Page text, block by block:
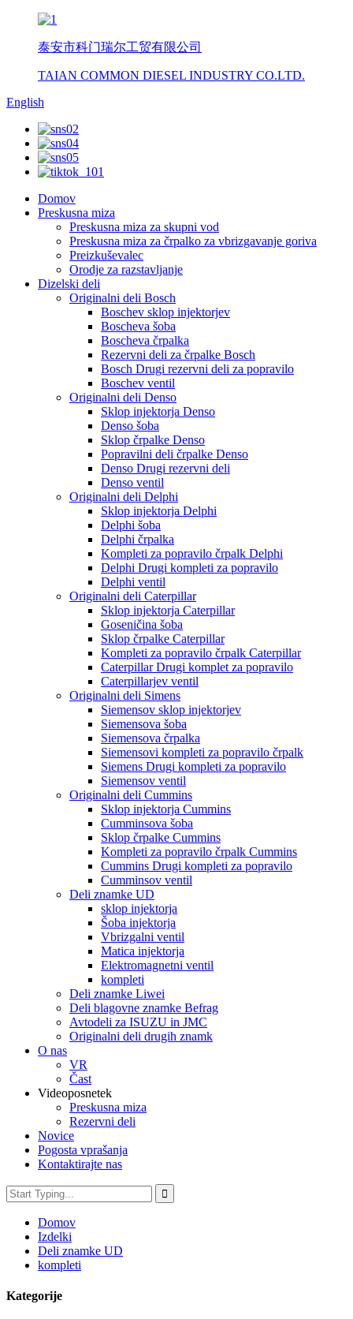
泰安市科门瑞尔工贸有限公司
TAIAN COMMON DIESEL INDUSTRY CO.LTD.
English
Domov
Preskusna miza
Preskusna miza za skupni vod
Preskusna miza za črpalko za vbrizgavanje goriva
Preizkuševalec
Orodje za razstavljanje
Dizelski deli
Originalni deli Bosch
Boschev sklop injektorjev
Boscheva šoba
Boscheva črpalka
Rezervni deli za črpalke Bosch
Bosch Drugi rezervni deli za popravilo
Boschev ventil
Originalni deli Denso
Sklop injektorja Denso
Denso šoba
Sklop črpalke Denso
Popravilni deli črpalke Denso
Denso Drugi rezervni deli
Denso ventil
Originalni deli Delphi
Sklop injektorja Delphi
Delphi šoba
Delphi črpalka
Kompleti za popravilo črpalk Delphi
Delphi Drugi kompleti za popravilo
Delphi ventil
Originalni deli Caterpillar
Sklop injektorja Caterpillar
Goseničina šoba
Sklop črpalke Caterpillar
Kompleti za popravilo črpalk Caterpillar
Caterpillar Drugi komplet za popravilo
Caterpillarjev ventil
Originalni deli Simens
Siemensov sklop injektorjev
Siemensova šoba
Siemensova črpalka
Siemensovi kompleti za popravilo črpalk
Siemens Drugi kompleti za popravilo
Siemensov ventil
Originalni deli Cummins
Sklop injektorja Cummins
Cumminsova šoba
Sklop črpalke Cummins
Kompleti za popravilo črpalk Cummins
Cummins Drugi kompleti za popravilo
Cumminsov ventil
Deli znamke UD
sklop injektorja
Šoba injektorja
Vbrizgalni ventil
Matica injektorja
Elektromagnetni ventil
kompleti
Deli znamke Liwei
Deli blagovne znamke Befrag
Avtodeli za ISUZU in JMC
Originalni deli drugih znamk
O nas
VR
Čast
Videoposnetek
Preskusna miza
Rezervni deli
Novice
Pogosta vprašanja
Kontaktirajte nas
Domov
Izdelki
Deli znamke UD
kompleti
Kategorije